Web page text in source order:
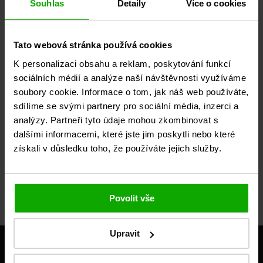
Souhlas Detaily Více o cookies
Tato webová stránka používá cookies
K personalizaci obsahu a reklam, poskytování funkcí
sociálních médií a analýze naší návštěvnosti využíváme
soubory cookie. Informace o tom, jak náš web používáte,
sdílíme se svými partnery pro sociální média, inzerci a
analýzy. Partneři tyto údaje mohou zkombinovat s
dalšími informacemi, které jste jim poskytli nebo které
získali v důsledku toho, že používáte jejich služby.
Povolit vše
Upravit
Naše
UžitočnéKontakt